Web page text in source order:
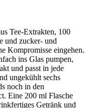
Tee-Extrakten, 100
und zucker- und
Kompromisse eingehen.
ins Glas pumpen,
und passt in jede
ungekühlt sechs
noch in den
Eine 200 ml Flasche
Getränk und